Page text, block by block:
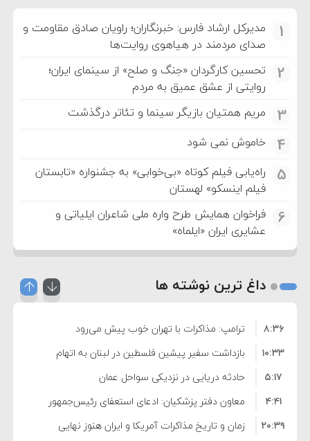
1
مدیرکل ارشاد فارس: خبرنگاران؛ راویان صادق مقاومت و
صدای مردمند در هیاهوی روایت‌ها
2
تحسین کارگردان «جنگ و صلح» از سینمای ایران؛
روایتی از عشق عمیق به مردم
3 مریم همتیان بازیگر سینما و تئاتر درگذشت
4 خاموش نمی شود
5
راه‌یابی فیلم کوتاه «بی‌خوابی» به جشنواره «تابستان
فیلم اینسکو» لهستان
6
فراخوان همایش طرح واره ملی شاعران ایلیاتی و
عشایری ایران «ایلماه»
داغ ترین نوشته ها
ترامپ: مذاکرات با تهران خوب پیش می‌رود
۸:۳۶
بازداشت سفیر پیشین فلسطین در لبنان به اتهام
فساد و اختلاس اموال
۱۰:۳۳
حادثه دریایی در نزدیکی سواحل عمان
۵:۱۷
معاون دفتر پزشکیان: ادعای استعفای رئیس‌جمهور
واهی و کذب محض است
۴:۴۱
زمان و تاریخ مذاکرات آمریکا و ایران هنوز نهایی
۲۰:۳۹